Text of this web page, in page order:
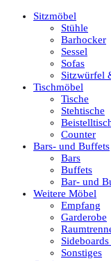
Sitzmöbel
Stühle
Barhocker
Sessel
Sofas
Sitzwürfel
Tischmöbel
Tische
Stehtische
Counter
Bars- und Buffets
Bars
Buffets
Bar- und
Weitere Möbel
Empfang
Garderobe
Sonstiges